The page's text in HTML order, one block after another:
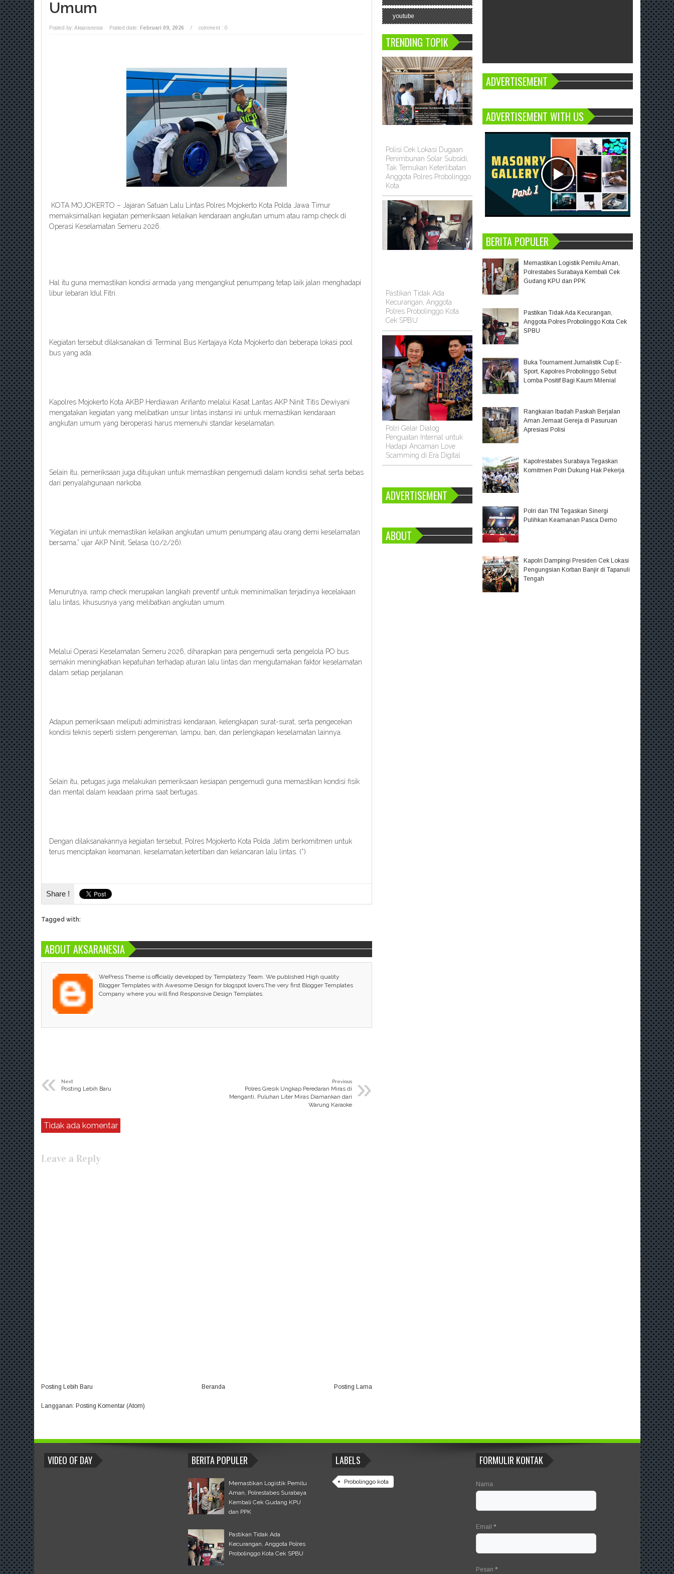
Umum
Posted by: Aksaranesia Posted date: Februari 09, 2026 / comment : 0
KOTA MOJOKERTO – Jajaran Satuan Lalu Lintas Polres Mojokerto Kota Polda Jawa Timur
memaksimalkan kegiatan pemeriksaan kelaikan kendaraan angkutan umum atau ramp check di
Operasi Keselamatan Semeru 2026.
Hal itu guna memastikan kondisi armada yang mengangkut penumpang tetap laik jalan menghadapi
libur lebaran Idul Fitri.
Kegiatan tersebut dilaksanakan di Terminal Bus Kertajaya Kota Mojokerto dan beberapa lokasi pool
bus yang ada.
Kapolres Mojokerto Kota AKBP Herdiawan Arifianto melalui Kasat Lantas AKP Ninit Titis Dewiyani
mengatakan kegiatan yang melibatkan unsur lintas instansi ini untuk memastikan kendaraan
angkutan umum yang beroperasi harus memenuhi standar keselamatan.
Selain itu, pemeriksaan juga ditujukan untuk memastikan pengemudi dalam kondisi sehat serta bebas
dari penyalahgunaan narkoba.
“Kegiatan ini untuk memastikan kelaikan angkutan umum penumpang atau orang demi keselamatan
bersama,” ujar AKP Ninit, Selasa (10/2/26).
Menurutnya, ramp check merupakan langkah preventif untuk meminimalkan terjadinya kecelakaan
lalu lintas, khususnya yang melibatkan angkutan umum.
Melalui Operasi Keselamatan Semeru 2026, diharapkan para pengemudi serta pengelola PO bus
semakin meningkatkan kepatuhan terhadap aturan lalu lintas dan mengutamakan faktor keselamatan
dalam setiap perjalanan.
Adapun pemeriksaan meliputi administrasi kendaraan, kelengkapan surat-surat, serta pengecekan
kondisi teknis seperti sistem pengereman, lampu, ban, dan perlengkapan keselamatan lainnya.
Selain itu, petugas juga melakukan pemeriksaan kesiapan pengemudi guna memastikan kondisi fisik
dan mental dalam keadaan prima saat bertugas.
Dengan dilaksanakannya kegiatan tersebut, Polres Mojokerto Kota Polda Jatim berkomitmen untuk
terus menciptakan keamanan, keselamatan,ketertiban dan kelancaran lalu lintas. (*)
Share !
Tagged with:
ABOUT AKSARANESIA
WePress Theme is officially developed by Templatezy Team. We published High quality
Blogger Templates with Awesome Design for blogspot lovers.The very first Blogger Templates
Company where you will find Responsive Design Templates.
« Next
Posting Lebih Baru »
Previous
Polres Gresik Ungkap Peredaran Miras di
Menganti, Puluhan Liter Miras Diamankan dari
Warung Karaoke
Tidak ada komentar
Leave a Reply
Posting Lebih Baru Posting Lama
Beranda
Langganan: Posting Komentar (Atom)
youtube
TRENDING TOPIK
Polisi Cek Lokasi Dugaan
Penimbunan Solar Subsidi,
Tak Temukan Keterlibatan
Anggota Polres Probolinggo
Kota
Pastikan Tidak Ada
Kecurangan, Anggota
Polres Probolinggo Kota
Cek SPBU
Polri Gelar Dialog
Penguatan Internal untuk
Hadapi Ancaman Love
Scamming di Era Digital
ADVERTISEMENT
ABOUT
ADVERTISEMENT
ADVERTISEMENT WITH US
BERITA POPULER
Memastikan Logistik Pemilu Aman,
Polrestabes Surabaya Kembali Cek
Gudang KPU dan PPK
Pastikan Tidak Ada Kecurangan,
Anggota Polres Probolinggo Kota Cek
SPBU
Buka Tournament Jurnalistik Cup E-
Sport, Kapolres Probolinggo Sebut
Lomba Positif Bagi Kaum Milenial
Rangkaian Ibadah Paskah Berjalan
Aman Jemaat Gereja di Pasuruan
Apresiasi Polisi
Kapolrestabes Surabaya Tegaskan
Komitmen Polri Dukung Hak Pekerja
Polri dan TNI Tegaskan Sinergi
Pulihkan Keamanan Pasca Demo
Kapolri Dampingi Presiden Cek Lokasi
Pengungsian Korban Banjir di Tapanuli
Tengah
BLOGROLL
VIDEO OF DAY BERITA POPULER
Memastikan Logistik Pemilu
Aman, Polrestabes Surabaya
Kembali Cek Gudang KPU
dan PPK
Pastikan Tidak Ada
Kecurangan, Anggota Polres
Probolinggo Kota Cek SPBU
LABELS
Probolinggo kota
FORMULIR KONTAK
Nama
Email*
Pesan*